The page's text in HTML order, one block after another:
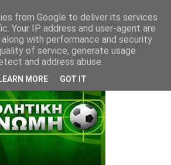
from Google to deliver its services
Your IP address and user-agent are
with performance and security
of service, generate usage
and address abuse.
LEARN MORE GOT IT